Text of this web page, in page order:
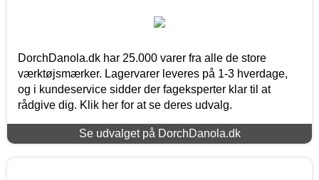
DorchDanola.dk har 25.000 varer fra alle de store
værktøjsmærker. Lagervarer leveres på 1-3 hverdage,
og i kundeservice sidder der fageksperter klar til at
rådgive dig. Klik her for at se deres udvalg.
Se udvalget på DorchDanola.dk